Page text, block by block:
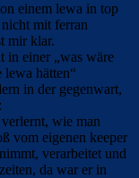
einem lewa in top
mit ferran
mir klar.
in einer „was wäre
hätten“
in der gegenwart,
wie man
vom eigenen keeper
verarbeitet und
da war er in